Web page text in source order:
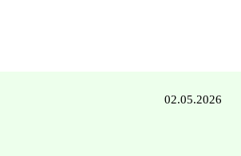
02.05.2026